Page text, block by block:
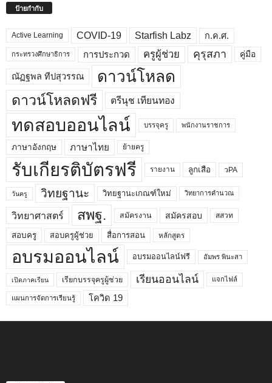
ป้ายกำกับ
Active Learning COVID-19 Starfish Labz ก.ค.ศ.
กระทรวงศึกษาธิการ การประกวด ครูผู้ช่วย คุรุสภา คู่มือ
ณัฏฐพล ทีปสุวรรณ ดาวน์โหลด
ดาวน์โหลดฟรี ตรีนุช เทียนทอง
ทดสอบออนไลน์ บรรจุครู พนักงานราชการ
ภาษาอังกฤษ ภาษาไทย ย้ายครู
รับเกียรติบัตรฟรี รายงาน ลูกเสือ วPA
วันครู วิทยฐานะ วิทยฐานะเกณฑ์ใหม่ วิทยาการคำนวณ
วิทยาศาสตร์ สพฐ. สมัครงาน สมัครสอบ สสวท
สอบครู สอบครูผู้ช่วย สื่อการสอน หลักสูตร
อบรมออนไลน์ อบรมออนไลน์ฟรี อัมพร พินะสา
เปิดภาคเรียน เรียกบรรจุครูผู้ช่วย เรียนออนไลน์ แจกไฟล์
แผนการจัดการเรียนรู้ โควิด 19